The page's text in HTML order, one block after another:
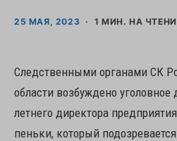
25 МАЯ, 2023 1 МИН. НА
Следственными органами СК
области возбуждено
летнего директора
пеньки, который